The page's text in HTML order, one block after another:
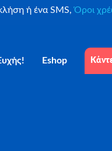
ή ένα SMS,Όροι
Eshop